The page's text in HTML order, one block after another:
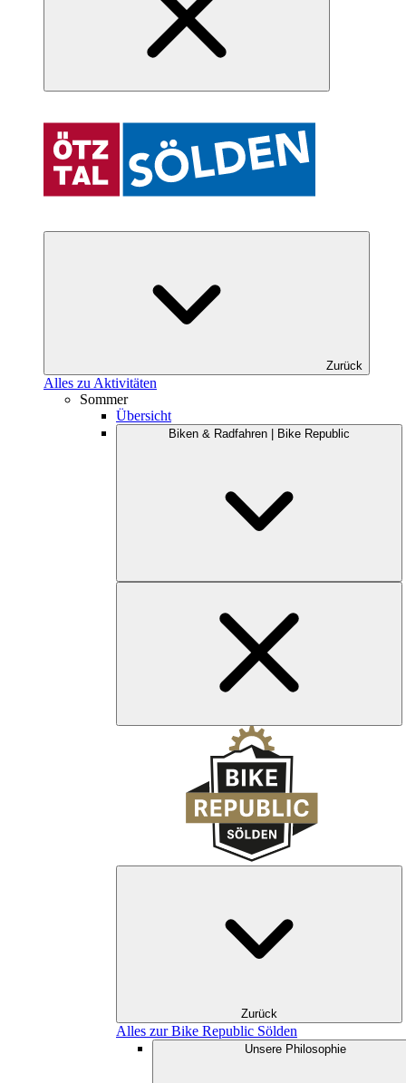
Zurück
Alles zu Aktivitäten
Sommer
Übersicht
Biken & Radfahren | Bike Republic
Zurück
Alles zur Bike Republic Sölden
Unsere Philosophie